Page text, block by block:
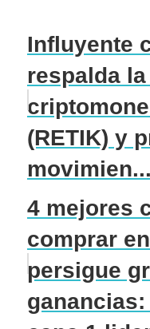
Influyente
respalda
(RETIK) y
movimien...
4 mejores
comprar
persigue